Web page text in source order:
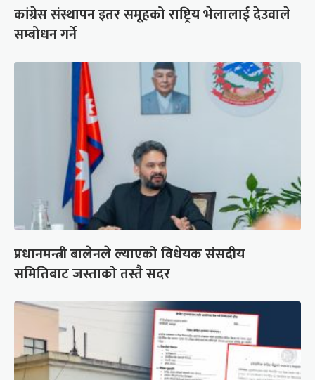
कांग्रेस संस्थापन इतर समूहको राष्ट्रिय भेलालाई देउवाले
सम्बोधन गर्ने
प्रधानमन्त्री बालेनले ल्याएको विधेयक संसदीय
समितिबाट जस्ताको तस्तै सदर